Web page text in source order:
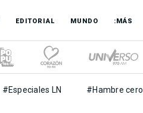
EDITORIAL MUNDO :MÁS
#Especiales LN #Hambre cero